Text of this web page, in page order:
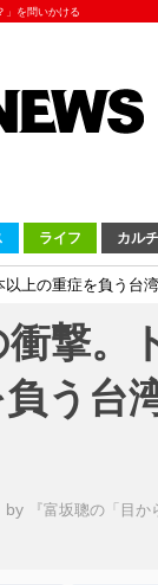
」を問いかける
ライフ カル
上の重症を負う台
衝撃。
う台
by 『富坂聰の「目か